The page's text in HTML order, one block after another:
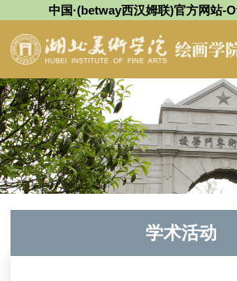
中国·(betway西汉姆联)官方网站-
学术活动